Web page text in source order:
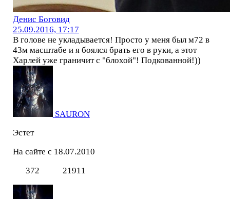
Денис Боговид
25.09.2016, 17:17
В голове не укладывается! Просто у меня был м72 в
43м масштабе и я боялся брать его в руки, а этот
Харлей уже граничит с "блохой"! Подкованной!))
SAURON
Эстет
На сайте с 18.07.2010
372
21911